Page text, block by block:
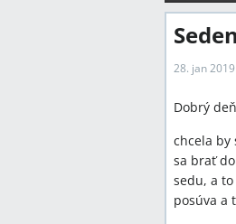
28. jan 2019
Dobrý
chcela by
sa brať
sedu, a
posúva a